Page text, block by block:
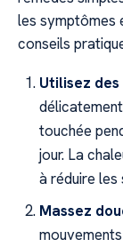
les symptômes
conseils
Utilisez des
touchée
jour. La
à réduire
Massez